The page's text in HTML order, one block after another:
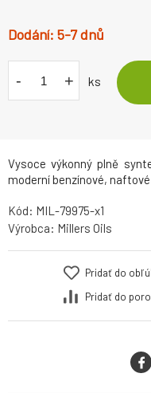
Vysoce výkonný plně
moderní benzínové,
5-7 dnů
- + ks
Kód: MIL-79975-x1
Výrobca: Millers Oils
Pridať do
Pridať do